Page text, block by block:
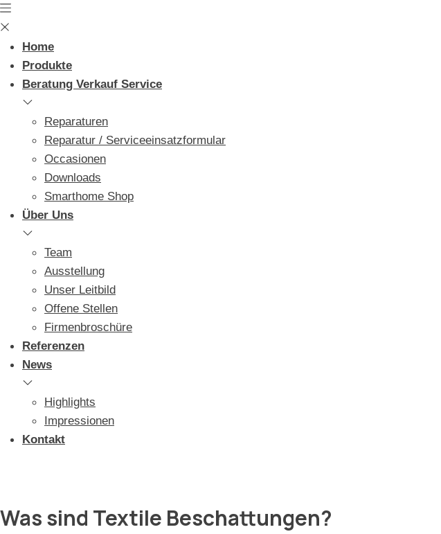
Skip
to
content
Home
Produkte
Beratung Verkauf Service
Reparaturen
Reparatur / Serviceeinsatzformular
Occasionen
Downloads
Smarthome Shop
Über Uns
Team
Ausstellung
Unser Leitbild
Offene Stellen
Firmenbroschüre
Referenzen
News
Highlights
Impressionen
Kontakt
Was sind Textile Beschattungen?